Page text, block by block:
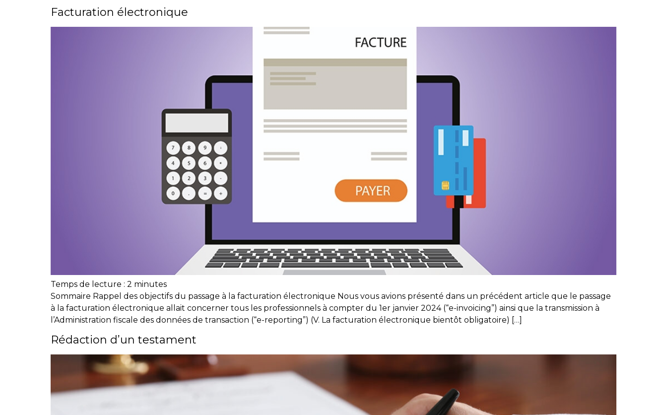
Facturation électronique
Temps de lecture : 2 minutes
Sommaire Rappel des objectifs du passage à la facturation électronique Nous vous avions présenté dans un précédent article que le passage
à la facturation électronique allait concerner tous les professionnels à compter du 1er janvier 2024 (“e-invoicing”) ainsi que la transmission à
l’Administration fiscale des données de transaction (“e-reporting”) (V. La facturation électronique bientôt obligatoire) […]
Rédaction d’un testament